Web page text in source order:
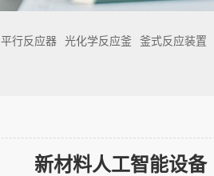
平行反应器 光化学反应釜 釜式反应装置
新材料人工智能设备